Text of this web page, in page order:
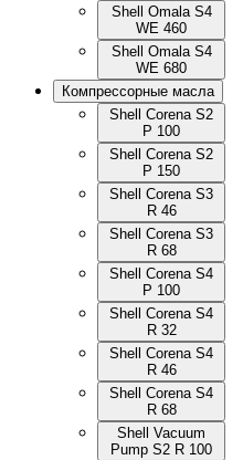
Shell Omala S4
WE 460
Shell Omala S4
WE 680
Компрессорные масла
Shell Corena S2
P 100
Shell Corena S2
P 150
Shell Corena S3
R 46
Shell Corena S3
R 68
Shell Corena S4
P 100
Shell Corena S4
R 32
Shell Corena S4
R 46
Shell Corena S4
R 68
Shell Vacuum
Pump S2 R 100